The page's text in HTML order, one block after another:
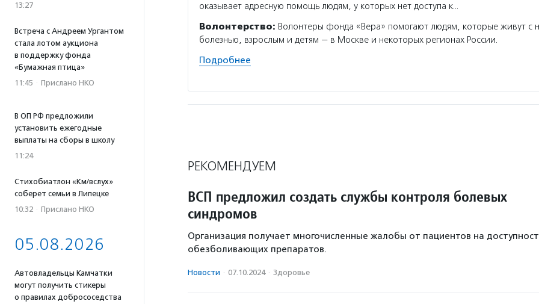
13:27
Встреча с Андреем Ургантом
стала лотом аукциона
в поддержку фонда
«Бумажная птица»
11:45 · Прислано НКО
В ОП РФ предложили
установить ежегодные
выплаты на сборы в школу
11:24
Стихобиатлон «Км/вслух»
соберет семьи в Липецке
10:32 · Прислано НКО
05.08.2026
Автовладельцы Камчатки
могут получить стикеры
о правилах добрососедства
оказывает адресную помощь людям, у которых нет доступа к…
Волонтерство: Волонтеры фонда «Вера» помогают людям, которые живут с
болезнью, взрослым и детям — в Москве и некоторых регионах России.
Подробнее
РЕКОМЕНДУЕМ
ВСП предложил создать службы контроля болевых
синдромов
Организация получает многочисленные жалобы от пациентов на
обезболивающих препаратов.
Новости · 07.10.2024 · Здоровье